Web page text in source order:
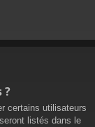
?
certains utilisateurs
listés dans le